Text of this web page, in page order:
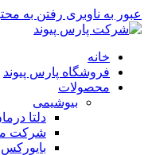
عبور به ناوبری رفتن به
خانه
فروشگاه پارس پیوند
محصولات
بیوشیمی
دلتا
شرکت